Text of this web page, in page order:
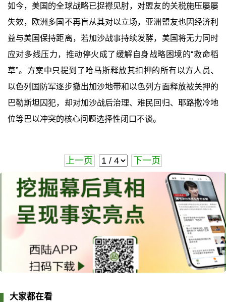
如今，美国的全球战略已捉襟见肘，对盟友的关税施压屡屡
失效，欧洲多国不再盲从其对以立场，亚洲盟友也因经济利
益与美国保持距离，若加沙战事持续发酵，美国将无力同时
应对多线压力，推动停火成了缓解自身战略困境的“救命稻
草”。方案中只提到了哈马斯释放其扣押的所有以方人员、
以色列国防军逐步撤出加沙地带和以色列方面释放被关押的
巴勒斯坦囚犯，却对加沙战后治理、难民回归、耶路撒冷地
位等巴以冲突的核心问题选择性闭口不谈。
上一页 下一页
大家都在看